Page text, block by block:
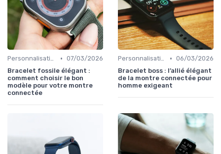
Personnalisation avec des Bracelets • 07/03/2026
Bracelet fossile élégant :
comment choisir le bon
modèle pour votre montre
connectée
Personnalisation avec des Bracelets • 06/03/2026
Bracelet boss : l’allié élégant
de la montre connectée pour
homme exigeant